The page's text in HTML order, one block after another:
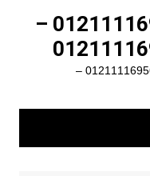
مكن تعبئة وتغليف 01211116954 –
ماكينات تعبئة وتغليف 01211116954 – 01211116956 –